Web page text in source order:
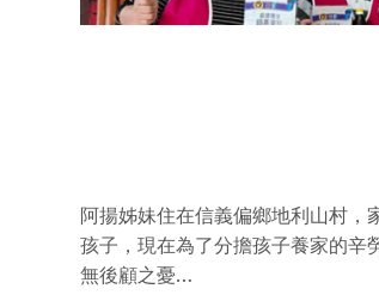
阿揚姊妹住在信義偏鄉地利山村，
孩子，現在為了分擔孩子養家的辛
無後顧之憂…